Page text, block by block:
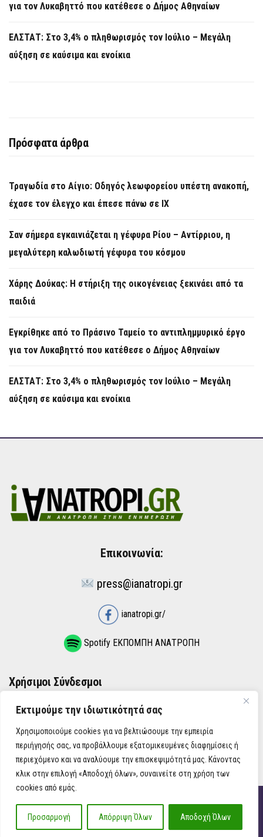
Εκτιμούμε την ιδιωτικότητά σας
Χρησιμοποιούμε cookies για να βελτιώσουμε την εμπειρία
περιήγησής σας, να προβάλλουμε εξατομικευμένες διαφημίσεις ή
περιεχόμενο και να αναλύουμε την επισκεψιμότητά μας. Κάνοντας
κλικ στην επιλογή «Αποδοχή όλων», συναινείτε στη χρήση των
cookies από εμάς.
Προσαρμογή Απόρριψη Όλων Αποδοχή Όλων
για τον Λυκαβηττό που κατέθεσε ο Δήμος Αθηναίων
ΕΛΣΤΑΤ: Στο 3,4% ο πληθωρισμός τον Ιούλιο – Μεγάλη
αύξηση σε καύσιμα και ενοίκια
Πρόσφατα άρθρα
Τραγωδία στο Αίγιο: Οδηγός λεωφορείου υπέστη ανακοπή,
έχασε τον έλεγχο και έπεσε πάνω σε ΙΧ
Σαν σήμερα εγκαινιάζεται η γέφυρα Ρίου – Αντίρριου, η
μεγαλύτερη καλωδιωτή γέφυρα του κόσμου
Χάρης Δούκας: Η στήριξη της οικογένειας ξεκινάει από τα
παιδιά
Εγκρίθηκε από το Πράσινο Ταμείο το αντιπλημμυρικό έργο
για τον Λυκαβηττό που κατέθεσε ο Δήμος Αθηναίων
ΕΛΣΤΑΤ: Στο 3,4% ο πληθωρισμός τον Ιούλιο – Μεγάλη
αύξηση σε καύσιμα και ενοίκια
Επικοινωνία:
press@ianatropi.gr
ianatropi.gr/
Spotify ΕΚΠΟΜΠΗ ΑΝΑΤΡΟΠΗ
Χρήσιμοι Σύνδεσμοι
ΌΡΟΙ ΧΡΉΣΗΣ
ΠΟΛΙΤΙΚΉ ΑΠΟΡΡΉΤΟΥ
iAnatropi ©
Η Ανατροπή στην Ενημέρωση, την Πολιτική, την Καθημερινότητα